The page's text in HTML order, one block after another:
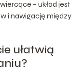
– układ jest
i nawigację między
ułatwią